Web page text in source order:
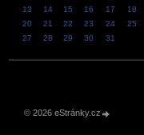
13
14 15 16 17 18
20
21 22 23 24 25
27
28 29 30 31
© 2026 eStránky.cz